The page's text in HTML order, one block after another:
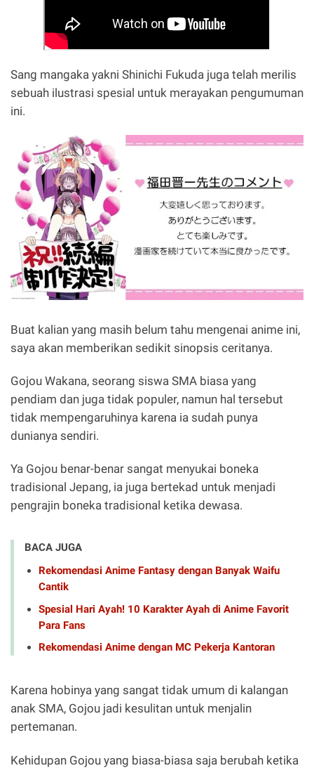
Sang mangaka yakni Shinichi Fukuda juga telah merilis
sebuah ilustrasi spesial untuk merayakan pengumuman
ini.
Buat kalian yang masih belum tahu mengenai anime ini,
saya akan memberikan sedikit sinopsis ceritanya.
Gojou Wakana, seorang siswa SMA biasa yang
pendiam dan juga tidak populer, namun hal tersebut
tidak mempengaruhinya karena ia sudah punya
dunianya sendiri.
Ya Gojou benar-benar sangat menyukai boneka
tradisional Jepang, ia juga bertekad untuk menjadi
pengrajin boneka tradisional ketika dewasa.
BACA JUGA
Rekomendasi Anime Fantasy dengan Banyak Waifu
Cantik
Spesial Hari Ayah! 10 Karakter Ayah di Anime Favorit
Para Fans
Rekomendasi Anime dengan MC Pekerja Kantoran
Karena hobinya yang sangat tidak umum di kalangan
anak SMA, Gojou jadi kesulitan untuk menjalin
pertemanan.
Kehidupan Gojou yang biasa-biasa saja berubah ketika